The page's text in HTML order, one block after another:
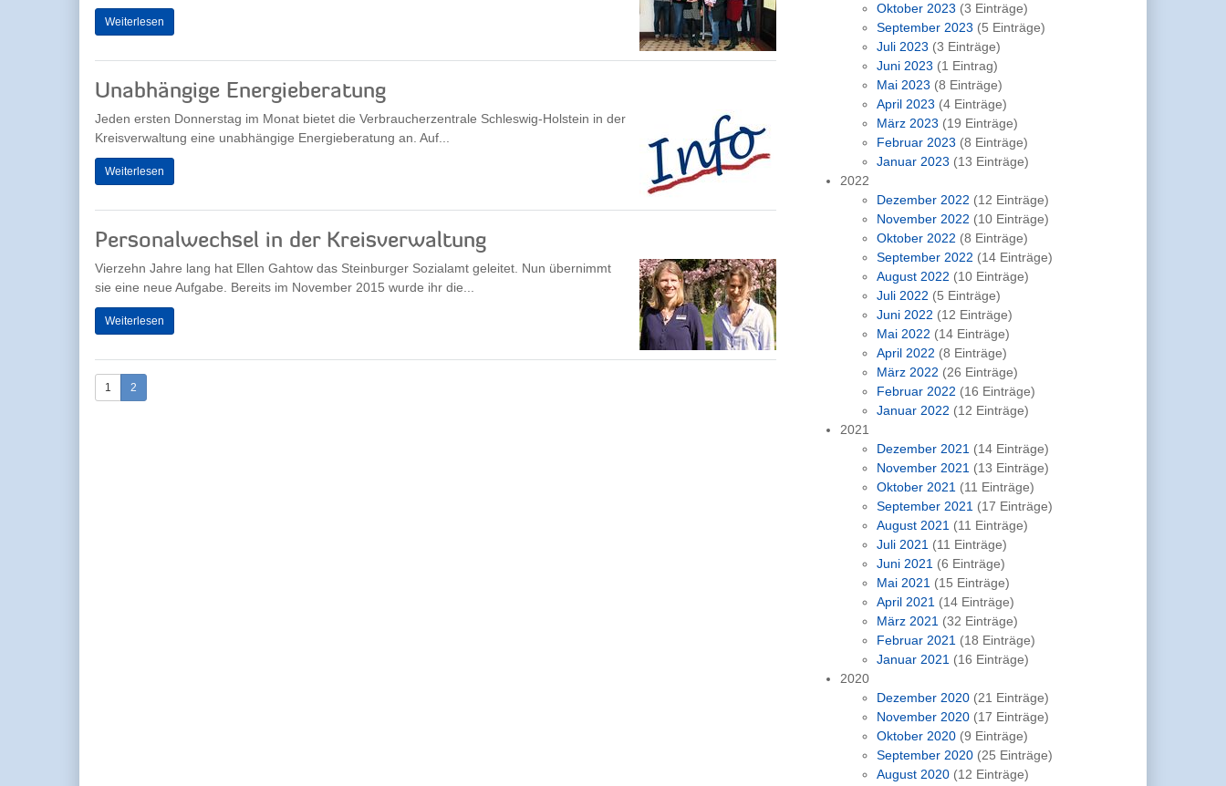
Weiterlesen
Unabhängige Energieberatung
Jeden ersten Donnerstag im Monat bietet die Verbraucherzentrale Schleswig-Holstein in der
Kreisverwaltung eine unabhängige Energieberatung an. Auf...
Weiterlesen
Personalwechsel in der Kreisverwaltung
Vierzehn Jahre lang hat Ellen Gahtow das Steinburger Sozialamt geleitet. Nun übernimmt
sie eine neue Aufgabe. Bereits im November 2015 wurde ihr die...
Weiterlesen
1 2
Oktober 2023 (3 Einträge)
September 2023 (5 Einträge)
Juli 2023 (3 Einträge)
Juni 2023 (1 Eintrag)
Mai 2023 (8 Einträge)
April 2023 (4 Einträge)
März 2023 (19 Einträge)
Februar 2023 (8 Einträge)
Januar 2023 (13 Einträge)
2022
Dezember 2022 (12 Einträge)
November 2022 (10 Einträge)
Oktober 2022 (8 Einträge)
September 2022 (14 Einträge)
August 2022 (10 Einträge)
Juli 2022 (5 Einträge)
Juni 2022 (12 Einträge)
Mai 2022 (14 Einträge)
April 2022 (8 Einträge)
März 2022 (26 Einträge)
Februar 2022 (16 Einträge)
Januar 2022 (12 Einträge)
2021
Dezember 2021 (14 Einträge)
November 2021 (13 Einträge)
Oktober 2021 (11 Einträge)
September 2021 (17 Einträge)
August 2021 (11 Einträge)
Juli 2021 (11 Einträge)
Juni 2021 (6 Einträge)
Mai 2021 (15 Einträge)
April 2021 (14 Einträge)
März 2021 (32 Einträge)
Februar 2021 (18 Einträge)
Januar 2021 (16 Einträge)
2020
Dezember 2020 (21 Einträge)
November 2020 (17 Einträge)
Oktober 2020 (9 Einträge)
September 2020 (25 Einträge)
August 2020 (12 Einträge)